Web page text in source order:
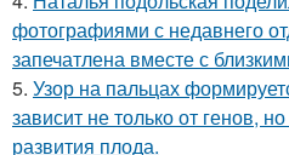
фотографиями с недавнего
запечатлена вместе с
5. Узор на пальцах
зависит не только от генов,
развития плода.